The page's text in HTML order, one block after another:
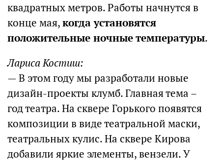
квадратных метров. Работы начнутся в
конце мая,когда установятся
положительные ночные температуры.
Лариса Костиш:
— В этом году мы разработали новые
дизайн-проекты клумб. Главная тема –
год театра. На сквере Горького появятся
композиции в виде театральной маски,
театральных кулис. На сквере Кирова
добавили яркие элементы, вензели. У